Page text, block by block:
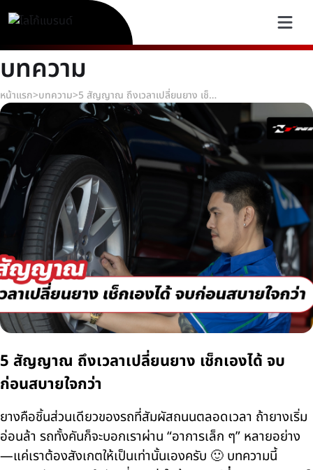
บทความ
หน้าแรก>บทความ> 5 สัญญาณ ถึงเวลาเปลี่ยนยาง เช็กเองได้ จบก่อนสบายใจกว่า
5 สัญญาณ ถึงเวลาเปลี่ยนยาง เช็กเองได้ จบ
ก่อนสบายใจกว่า
ยางคือชิ้นส่วนเดียวของรถที่สัมผัสถนนตลอดเวลา ถ้ายางเริ่ม
อ่อนล้า รถทั้งคันก็จะบอกเราผ่าน “อาการเล็ก ๆ” หลายอย่าง
—แค่เราต้องสังเกตให้เป็นเท่านั้นเองครับ 🙂 บทความนี้